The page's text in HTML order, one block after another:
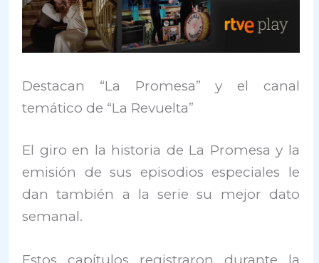
Destacan “La Promesa” y el canal
temático de “La Revuelta”
El giro en la historia de La Promesa y la
emisión de sus episodios especiales le
dan también a la serie su mejor dato
semanal.